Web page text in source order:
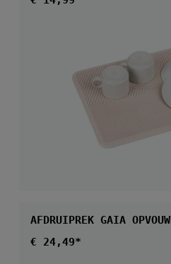
AFDRUIPREK GAIA
Normale prijs:
€ 24,49*